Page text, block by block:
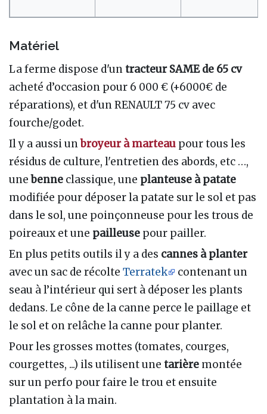
Matériel
La ferme dispose d'untracteur SAME de 65 cv
acheté d’occasion pour 6 000 € (+6000€ de
réparations), et d'un RENAULT 75 cv avec
fourche/godet.
Il y a aussi unbroyeur à marteau pour tous les
résidus de culture, l'entretien des abords, etc …,
unebenne classique, une planteuse à patate
modifiée pour déposer la patate sur le sol et pas
dans le sol, une poinçonneuse pour les trous de
poireaux et une pailleuse pour pailler.
En plus petits outils il y a des cannes à planter
avec un sac de récolte Terratek
contenant un
seau à l’intérieur qui sert à déposer les plants
dedans. Le cône de la canne perce le paillage et
le sol et on relâche la canne pour planter.
Pour les grosses mottes (tomates, courges,
courgettes, ...) ils utilisent une tarière montée
sur un perfo pour faire le trou et ensuite
plantation à la main.